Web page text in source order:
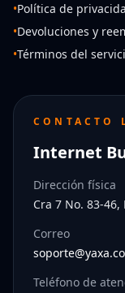
•Política de
•Devoluciones y
•Términos del
CONTACTO
Internet
Dirección física
Cra 7 No. 83-46,
Correo
soporte@yaxa.co
Teléfono de